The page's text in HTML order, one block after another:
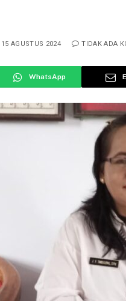
AGUSTUS 2024 TIDAK ADA
WhatsApp